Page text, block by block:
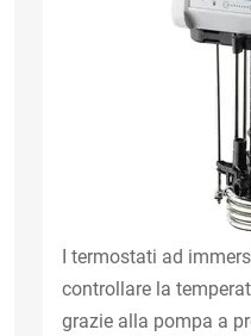
I termostati ad
controllare la
grazie alla pompa a